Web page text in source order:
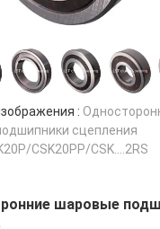
:
сцепления
CSK20PP/CSK....2RS
шаровые